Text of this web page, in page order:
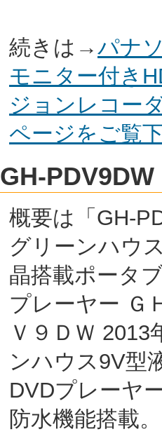
続きは→パナ
モニター付き
ジョンレコー
ページをご覧
GH-PDV9DW
概要は「GH-
グリーンハウ
晶搭載ポータ
プレーヤー Ｇ
Ｖ９ＤＷ 2013
ンハウス9V型
DVDプレーヤ
防水機能搭載